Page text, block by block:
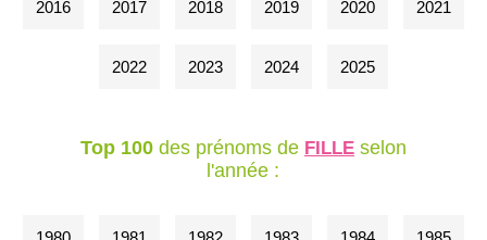
2016 2017 2018 2019 2020 2021
2022 2023 2024 2025
Top 100des prénoms de FILLEselon
l'année :